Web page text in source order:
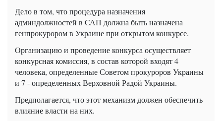
Дело в том, что процедура назначения
админдолжностей в САП должна быть назначена
генпрокурором в Украине при открытом конкурсе.
Организацию и проведение конкурса осуществляет
конкурсная комиссия, в состав которой входят 4
человека, определенные Советом прокуроров Украины
и 7 - определенных Верховной Радой Украины.
Предполагается, что этот механизм должен обеспечить
влияние власти на них.